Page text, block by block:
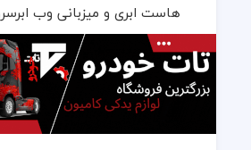
هاست ابری و میزبانی وب